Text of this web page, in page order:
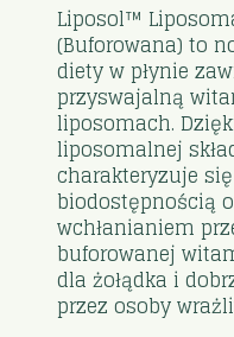
Liposol™
(Buforowana) to
diety w płynie
przyswajalną
liposomach.
liposomalnej
charakteryzuje
biodostępnością
wchłanianiem
buforowanej
dla żołądka i
przez osoby